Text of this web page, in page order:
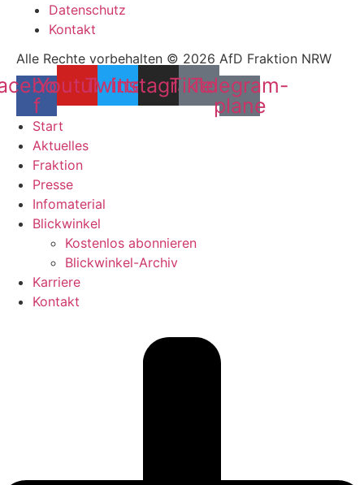
Datenschutz
Kontakt
Alle Rechte vorbehalten © 2026 AfD Fraktion NRW
f
YoutubeTwitter
Instagram
Tiktok
Telegram-
plane
Start
Aktuelles
Fraktion
Presse
Infomaterial
Blickwinkel
Kostenlos abonnieren
Blickwinkel-Archiv
Karriere
Kontakt